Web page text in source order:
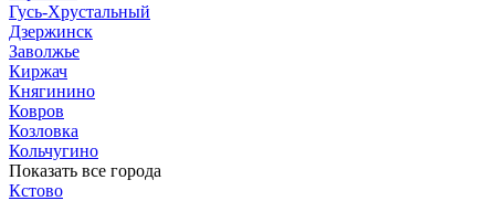
Гусь-Хрустальный
Дзержинск
Заволжье
Киржач
Княгинино
Ковров
Козловка
Кольчугино
Показать все города
Кстово